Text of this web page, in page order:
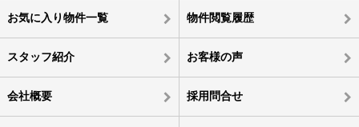
お気に入り物件一覧 物件閲覧履歴
スタッフ紹介 お客様の声
会社概要 採用問合せ